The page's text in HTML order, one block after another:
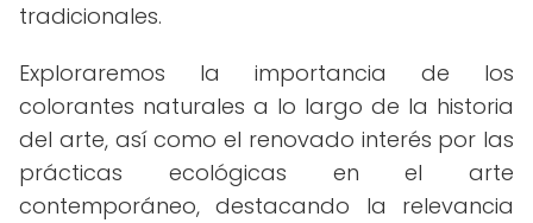
tradicionales.
Exploraremos la importancia de los
colorantes naturales a lo largo de la historia
del arte, así como el renovado interés por las
prácticas ecológicas en el arte
contemporáneo, destacando la relevancia